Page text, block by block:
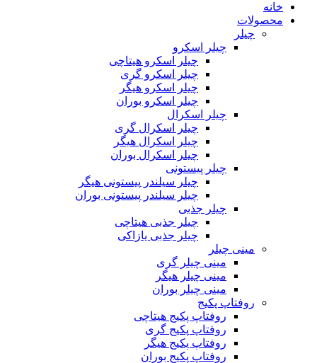
خانه
محصولات
چیلر
چیلر اسکرو
چیلر اسکرو هیتاچی
چیلر اسکرو گری
چیلر اسکرو هیگر
چیلر اسکرو بوران
چیلر اسکرال
چیلر اسکرال گری
چیلر اسکرال هیگر
چیلر اسکرال بوران
چیلر پیستونی
چیلر سیلندر پیستونی هیگر
چیلر سیلندر پیستونی بوران
چیلر جذبی
چیلر جذبی هیتاچی
چیلر جذبی یازاکی
مینی چیلر
مینی چیلر گری
مینی چیلر هیگر
مینی چیلر بوران
روفتاپ پکیج
روفتاپ پکیج هیتاچی
روفتاپ پکیج گری
روفتاپ پکیج هیگر
روفتاپ پکیج بوران